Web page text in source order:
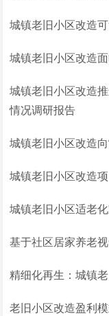
城镇老旧小区改造
城镇老旧小区改造
城镇老旧小区改造
情况调研报告
城镇老旧小区改造向
城镇老旧小区改造
城镇老旧小区适老
基于社区居家养老
精细化再生：城镇
老旧小区改造盈利